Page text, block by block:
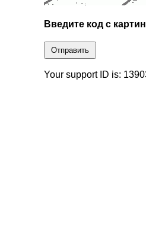
Введите код с
Отправить
Your support ID is: